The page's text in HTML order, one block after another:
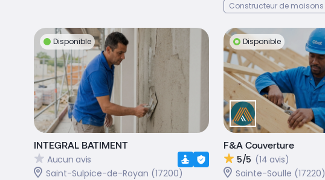
Constructeur de maisons
Disponible
INTEGRAL BATIMENT
Aucun avis
Saint-Sulpice-de-Royan (17200)
Disponible
F&A Couverture
5/5 (14 avis)
Sainte-Soulle (17220)